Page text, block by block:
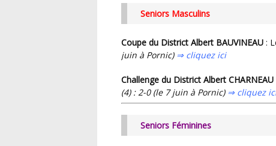
Seniors Masculins
Coupe du District Albert BAUVINEAU :
juin à Pornic) ⇒ cliquez ici
Challenge du District Albert CHARNEAU
(4) : 2-0 (le 7 juin à Pornic) ⇒ cliquez
Seniors Féminines